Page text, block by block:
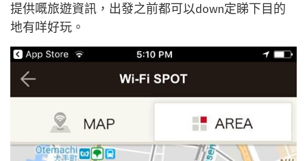
提供嘅旅遊資訊，出發之前都可以down定睇下目的
地有咩好玩。